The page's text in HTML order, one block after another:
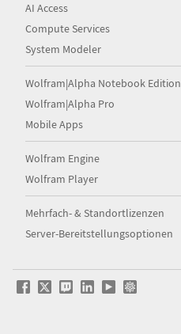
AI Access
Compute Services
System Modeler
Wolfram|Alpha Notebook Edition
Wolfram|Alpha Pro
Mobile Apps
Wolfram Engine
Wolfram Player
Mehrfach- & Standortlizenzen
Server-Bereitstellungsoptionen